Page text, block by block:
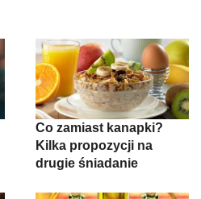
Co zamiast kanapki?
Kilka propozycji na
drugie śniadanie